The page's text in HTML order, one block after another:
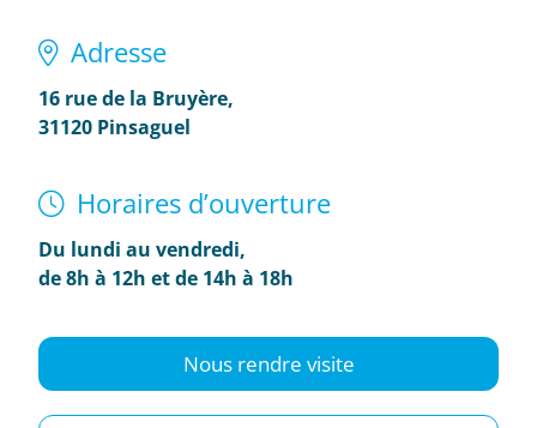
Adresse
16 rue de la Bruyère,
31120 Pinsaguel
Horaires d’ouverture
Du lundi au vendredi,
de 8h à 12h et de 14h à 18h
Nous rendre visite